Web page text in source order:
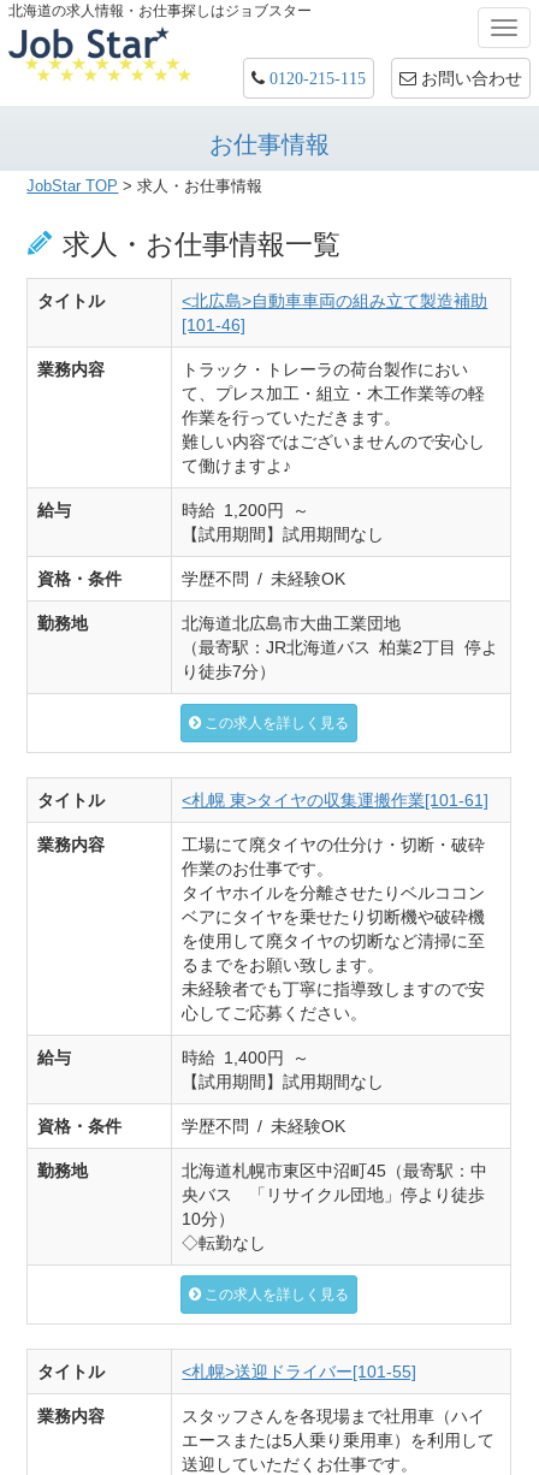
北海道の求人情報・お仕事探しはジョブスター
0120-215-115 お問い合わせ
お仕事情報
JobStar TOP > 求人・お仕事情報
求人・お仕事情報一覧
タイトル
<北広島>自動車車両の組み立て製造補助
[101-46]
業務内容
トラック・トレーラの荷台製作におい
て、プレス加工・組立・木工作業等の軽
作業を行っていただきます。
難しい内容ではございませんので安心し
て働けますよ♪
給与
時給 1,200円 ～
【試用期間】試用期間なし
資格・条件 学歴不問 / 未経験OK
勤務地
北海道北広島市大曲工業団地
（最寄駅：JR北海道バス 柏葉2丁目 停よ
り徒歩7分）
この求人を詳しく見る
タイトル <札幌 東>タイヤの収集運搬作業[101-61]
業務内容
工場にて廃タイヤの仕分け・切断・破砕
作業のお仕事です。
タイヤホイルを分離させたりベルココン
ベアにタイヤを乗せたり切断機や破砕機
を使用して廃タイヤの切断など清掃に至
るまでをお願い致します。
未経験者でも丁寧に指導致しますので安
心してご応募ください。
給与
時給 1,400円 ～
【試用期間】試用期間なし
資格・条件 学歴不問 / 未経験OK
勤務地
北海道札幌市東区中沼町45（最寄駅：中
央バス 「リサイクル団地」停より徒歩
10分）
◇転勤なし
この求人を詳しく見る
タイトル <札幌>送迎ドライバー[101-55]
業務内容
スタッフさんを各現場まで社用車（ハイ
エースまたは5人乗り乗用車）を利用して
送迎していただくお仕事です。